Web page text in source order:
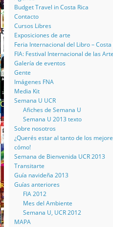
Budget Travel in Costa Rica
Contacto
Cursos Libres
Exposiciones de arte
Feria Internacional del Libro – Costa
FIA: Festival Internacional de las
Galería de eventos
Gente
Imágenes FNA
Media Kit
Semana U UCR
Afiches de Semana U
Semana U 2013 texto
Sobre nosotros
¿Querés estar al tanto de los
cómo!
Semana de Bienvenida UCR 2013
Transitarte
Guía navideña 2013
Guías anteriores
FIA 2012
Mes del Ambiente
Semana U, UCR 2012
MAPA